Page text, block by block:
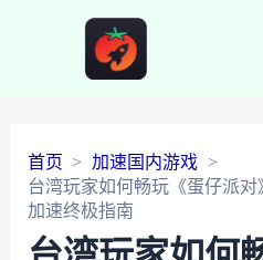
首页
加速国内游戏
台湾玩家如何畅玩《蛋仔派
加速终极指南